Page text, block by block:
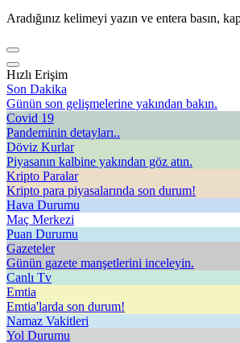
Aradığınız kelimeyi yazın ve entera basın,
Hızlı Erişim
Son Dakika
Günün son gelişmelerine yakından bakın.
Covid 19
Pandeminin detayları..
Döviz Kurlar
Piyasanın kalbine yakından göz atın.
Kripto Paralar
Kripto para piyasalarında son durum!
Hava Durumu
Maç Merkezi
Puan Durumu
Gazeteler
Günün gazete manşetlerini inceleyin.
Canlı Tv
Emtia
Emtia'larda son durum!
Namaz Vakitleri
Yol Durumu